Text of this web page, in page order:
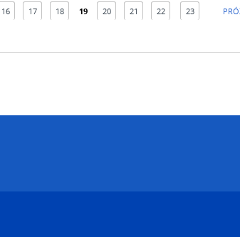
16 17 18 19 20 21 22 23